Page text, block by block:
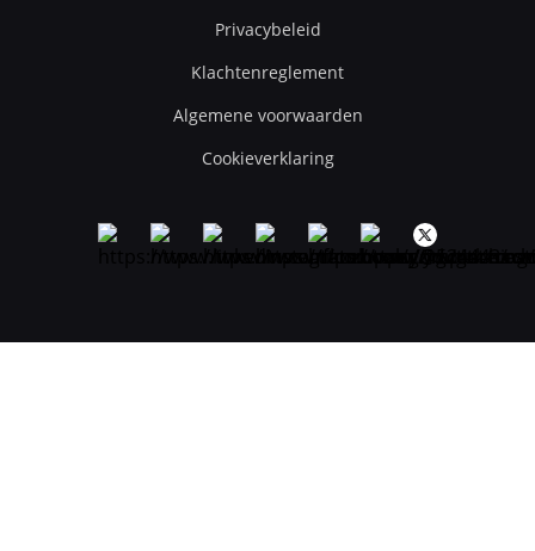
Privacybeleid
Klachtenreglement
Algemene voorwaarden
Cookieverklaring